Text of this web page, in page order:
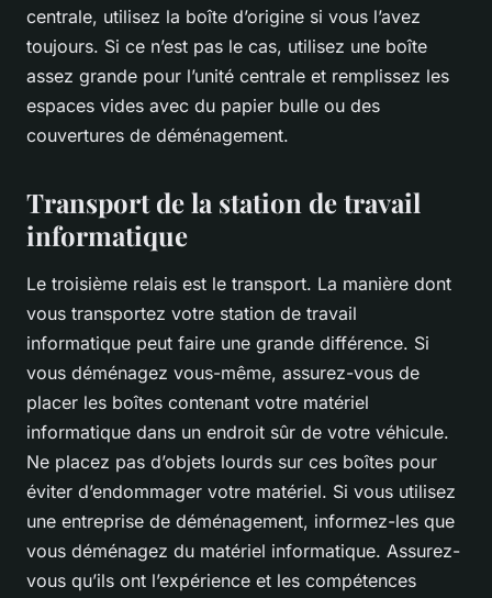
centrale, utilisez la boîte d’origine si vous l’avez
toujours. Si ce n’est pas le cas, utilisez une boîte
assez grande pour l’unité centrale et remplissez les
espaces vides avec du papier bulle ou des
couvertures de déménagement.
Transport de la station de travail
informatique
Le troisième relais est le transport. La manière dont
vous transportez votre station de travail
informatique peut faire une grande différence. Si
vous déménagez vous-même, assurez-vous de
placer les boîtes contenant votre matériel
informatique dans un endroit sûr de votre véhicule.
Ne placez pas d’objets lourds sur ces boîtes pour
éviter d’endommager votre matériel. Si vous utilisez
une entreprise de déménagement, informez-les que
vous déménagez du matériel informatique. Assurez-
vous qu’ils ont l’expérience et les compétences